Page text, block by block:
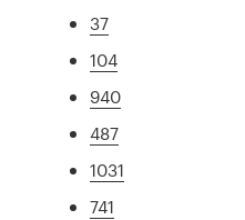
37
104
940
487
1031
741